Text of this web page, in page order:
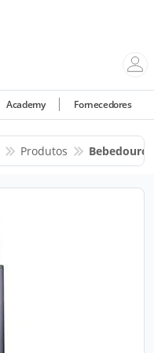
Academy Fornecedores
Produtos Bebedouro